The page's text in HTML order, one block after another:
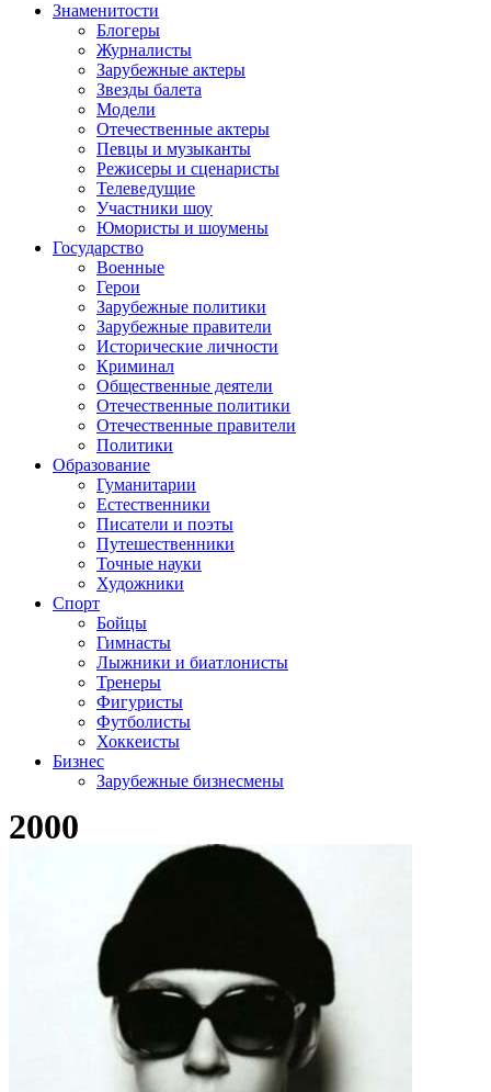
Знаменитости
Блогеры
Журналисты
Зарубежные актеры
Звезды балета
Модели
Отечественные актеры
Певцы и музыканты
Режисеры и сценаристы
Телеведущие
Участники шоу
Юмористы и шоумены
Государство
Военные
Герои
Зарубежные политики
Зарубежные правители
Исторические личности
Криминал
Общественные деятели
Отечественные политики
Отечественные правители
Политики
Образование
Гуманитарии
Естественники
Писатели и поэты
Путешественники
Точные науки
Художники
Спорт
Бойцы
Гимнасты
Лыжники и биатлонисты
Тренеры
Фигуристы
Футболисты
Хоккеисты
Бизнес
Зарубежные бизнесмены
2000